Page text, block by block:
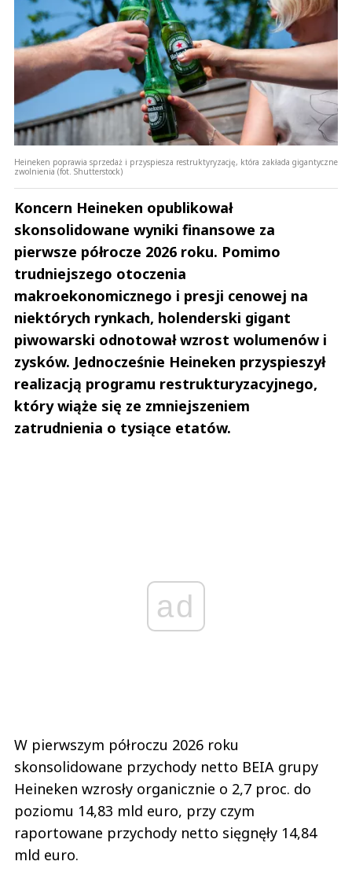
Heineken poprawia sprzedaż i przyspiesza restruktyryzację, która zakłada gigantyczne
zwolnienia (fot. Shutterstock)
Koncern Heineken opublikował
skonsolidowane wyniki finansowe za
pierwsze półrocze 2026 roku. Pomimo
trudniejszego otoczenia
makroekonomicznego i presji cenowej na
niektórych rynkach, holenderski gigant
piwowarski odnotował wzrost wolumenów i
zysków. Jednocześnie Heineken przyspieszył
realizacją programu restrukturyzacyjnego,
który wiąże się ze zmniejszeniem
zatrudnienia o tysiące etatów.
ad
W pierwszym półroczu 2026 roku
skonsolidowane przychody netto BEIA grupy
Heineken wzrosły organicznie o 2,7 proc. do
poziomu 14,83 mld euro, przy czym
raportowane przychody netto sięgnęły 14,84
mld euro.